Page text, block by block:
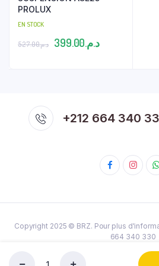
PROLUX
EN STOCK
د.م.527.00
Le
د.م.399.00
Le
+212 664 340
Copyright 2025 © BRZ. Pour plus
664 340 330
Politique de confidentialité Termes et